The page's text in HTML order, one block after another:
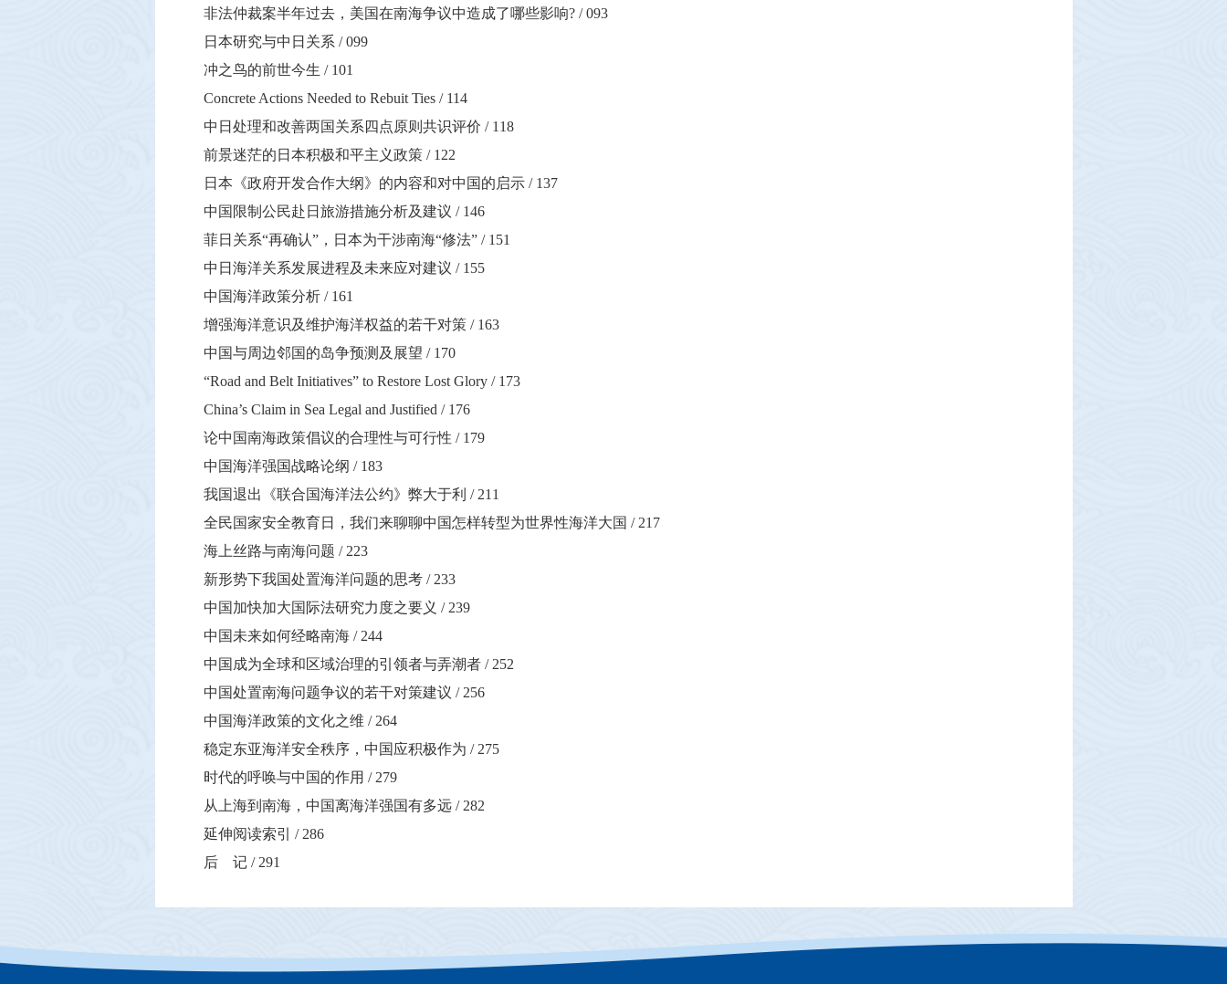
非法仲裁案半年过去，美国在南海争议中造成了哪些影响? / 093
日本研究与中日关系 / 099
冲之鸟的前世今生 / 101
Concrete Actions Needed to Rebuit Ties / 114
中日处理和改善两国关系四点原则共识评价 / 118
前景迷茫的日本积极和平主义政策/ 122
日本《政府开发合作大纲》的内容和对中国的启示/ 137
中国限制公民赴日旅游措施分析及建议 / 146
菲日关系“再确认”，日本为干涉南海“修法” / 151
中日海洋关系发展进程及未来应对建议 / 155
中国海洋政策分析/ 161
增强海洋意识及维护海洋权益的若干对策/ 163
中国与周边邻国的岛争预测及展望 / 170
“Road and Belt Initiatives” to Restore Lost Glory / 173
China’s Claim in Sea Legal and Justified / 176
论中国南海政策倡议的合理性与可行性 / 179
中国海洋强国战略论纲 / 183
我国退出《联合国海洋法公约》弊大于利 / 211
全民国家安全教育日，我们来聊聊中国怎样转型为世界性海洋大国 / 217
海上丝路与南海问题 / 223
新形势下我国处置海洋问题的思考/ 233
中国加快加大国际法研究力度之要义 / 239
中国未来如何经略南海/ 244
中国成为全球和区域治理的引领者与弄潮者/ 252
中国处置南海问题争议的若干对策建议 / 256
中国海洋政策的文化之维 / 264
稳定东亚海洋安全秩序，中国应积极作为 / 275
时代的呼唤与中国的作用 / 279
从上海到南海，中国离海洋强国有多远/ 282
延伸阅读索引
/ 286
后 记/ 291